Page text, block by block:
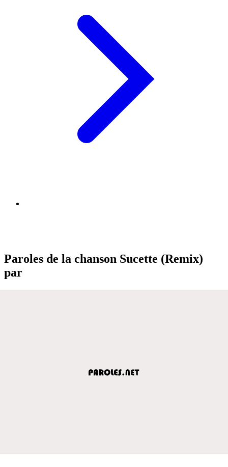
Paroles de la chanson Sucette (Remix)
par